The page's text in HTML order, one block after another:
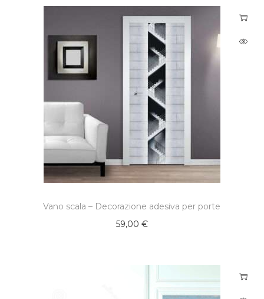
Vano scala – Decorazione adesiva per porte
59,00 €